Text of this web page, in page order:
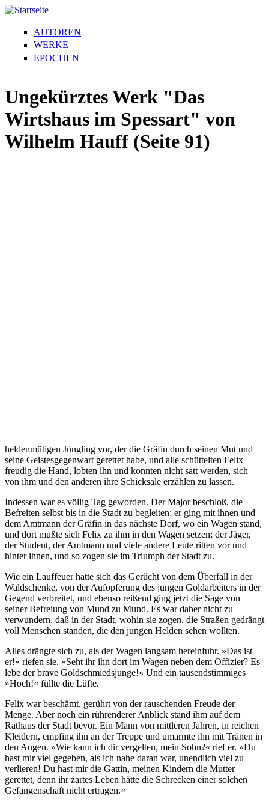
AUTOREN
WERKE
EPOCHEN
Ungekürztes Werk "Das
Wirtshaus im Spessart" von
Wilhelm Hauff (Seite 91)
heldenmütigen Jüngling vor, der die Gräfin durch seinen Mut und
seine Geistesgegenwart gerettet habe, und alle schüttelten Felix
freudig die Hand, lobten ihn und konnten nicht satt werden, sich
von ihm und den anderen ihre Schicksale erzählen zu lassen.
Indessen war es völlig Tag geworden. Der Major beschloß, die
Befreiten selbst bis in die Stadt zu begleiten; er ging mit ihnen und
dem Amtmann der Gräfin in das nächste Dorf, wo ein Wagen stand,
und dort mußte sich Felix zu ihm in den Wagen setzen; der Jäger,
der Student, der Amtmann und viele andere Leute ritten vor und
hinter ihnen, und so zogen sie im Triumph der Stadt zu.
Wie ein Lauffeuer hatte sich das Gerücht von dem Überfall in der
Waldschenke, von der Aufopferung des jungen Goldarbeiters in der
Gegend verbreitet, und ebenso reißend ging jetzt die Sage von
seiner Befreiung von Mund zu Mund. Es war daher nicht zu
verwundern, daß in der Stadt, wohin sie zogen, die Straßen gedrängt
voll Menschen standen, die den jungen Helden sehen wollten.
Alles drängte sich zu, als der Wagen langsam hereinfuhr. »Das ist
er!« riefen sie. »Seht ihr ihn dort im Wagen neben dem Offizier? Es
lebe der brave Goldschmiedsjunge!« Und ein tausendstimmiges
»Hoch!« füllte die Lüfte.
Felix war beschämt, gerührt von der rauschenden Freude der
Menge. Aber noch ein rührenderer Anblick stand ihm auf dem
Rathaus der Stadt bevor. Ein Mann von mittleren Jahren, in reichen
Kleidern, empfing ihn an der Treppe und umarmte ihn mit Tränen in
den Augen. »Wie kann ich dir vergelten, mein Sohn?« rief er. »Du
hast mir viel gegeben, als ich nahe daran war, unendlich viel zu
verlieren! Du hast mir die Gattin, meinen Kindern die Mutter
gerettet, denn ihr zartes Leben hätte die Schrecken einer solchen
Gefangenschaft nicht ertragen.«